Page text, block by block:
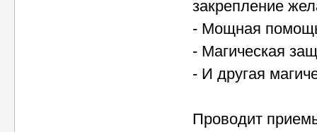
закрепление
- Мощная
- Магическая
- И другая
Проводит